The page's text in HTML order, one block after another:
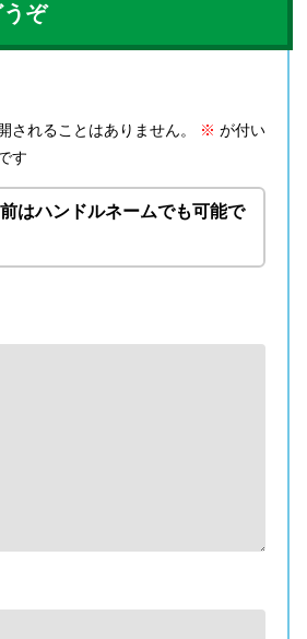
ぞ
されることはありません。 ※ が付い
す
はハンドルネームでも可能で